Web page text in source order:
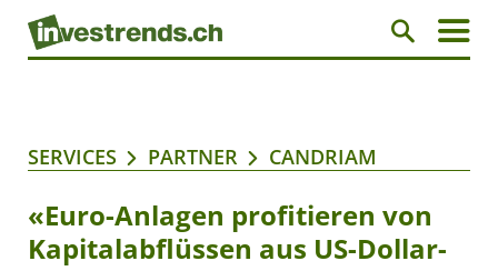
SERVICES PARTNER CANDRIAM
«Euro-Anlagen profitieren von
Kapitalabflüssen aus US-Dollar-